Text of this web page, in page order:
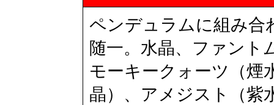
ペンデュラムに組み合
随一。水晶、ファント
モーキークォーツ（煙
晶）、アメジスト（紫